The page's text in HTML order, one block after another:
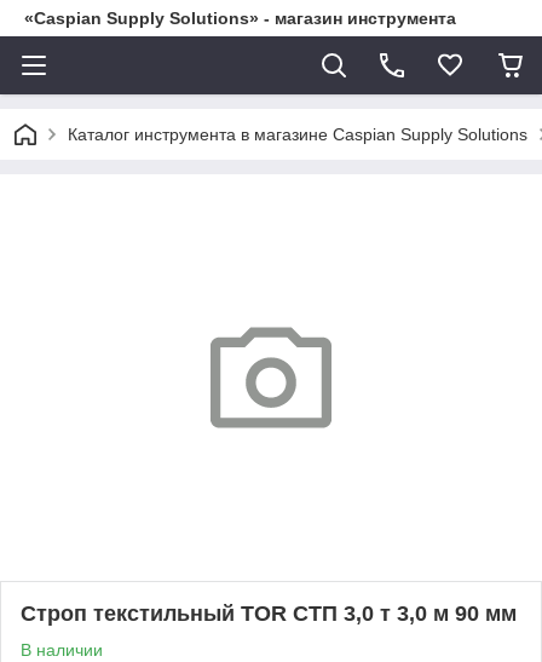
«Caspian Supply Solutions» - магазин инструмента
Каталог инструмента в магазине Caspian Supply Solutions
Строп текстильный TOR СТП 3,0 т 3,0 м 90 мм
В наличии